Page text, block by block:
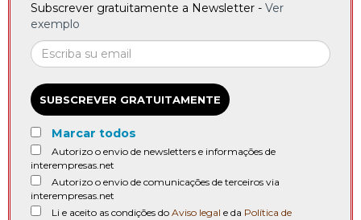
Subscrever gratuitamente a Newsletter - Ver
exemplo
SUBSCREVER GRATUITAMENTE
Marcar todos
Autorizo o envio de newsletters e informações de
interempresas.net
Autorizo o envio de comunicações de terceiros via
interempresas.net
Li e aceito as condições do Aviso legal e da Política de